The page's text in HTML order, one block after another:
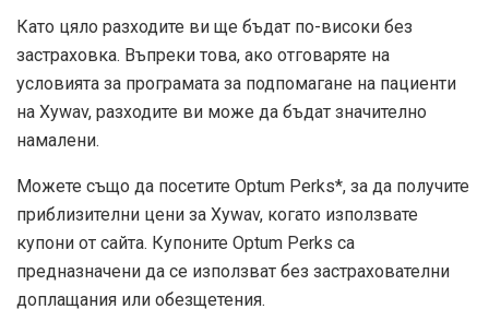
Като цяло разходите ви ще бъдат по-високи без
застраховка. Въпреки това, ако отговаряте на
условията за програмата за подпомагане на пациенти
на Xywav, разходите ви може да бъдат значително
намалени.
Можете също да посетите Optum Perks*, за да получите
приблизителни цени за Xywav, когато използвате
купони от сайта. Купоните Optum Perks са
предназначени да се използват без застрахователни
доплащания или обезщетения.